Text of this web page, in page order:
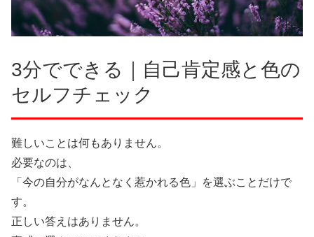
3分でできる｜自己肯定感と色の
セルフチェック
難しいことは何もありません。
必要なのは、
「今の自分がなんとなく惹かれる色」を選ぶことだけで
す。
正しい答えはありません。